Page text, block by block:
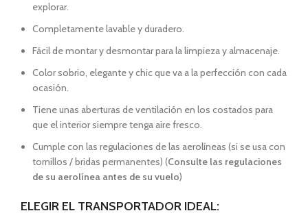
explorar.
Completamente lavable y duradero.
Fácil de montar y desmontar para la limpieza y almacenaje.
Color sobrio, elegante y chic que va a la perfección con cada
ocasión.
Tiene unas aberturas de ventilación en los costados para
que el interior siempre tenga aire fresco.
Cumple con las regulaciones de las aerolíneas (si se usa con
tornillos / bridas permanentes) (Consulte las regulaciones
de su aerolínea antes de su vuelo)
ELEGIR EL TRANSPORTADOR IDEAL: